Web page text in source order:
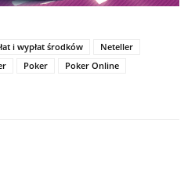
i wypłat środków
Neteller
Poker
Poker Online